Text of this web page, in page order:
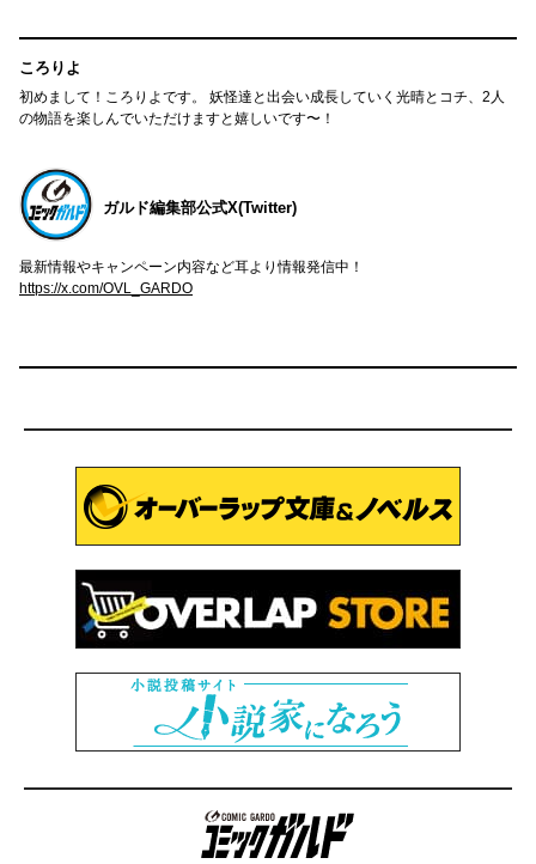
ころりよ
初めまして！ころりよです。 妖怪達と出会い成長していく光晴とコチ、2人
の物語を楽しんでいただけますと嬉しいです〜！
ガルド編集部公式X(Twitter)
最新情報やキャンペーン内容など耳より情報発信中！
https://x.com/OVL_GARDO
コミックガルド